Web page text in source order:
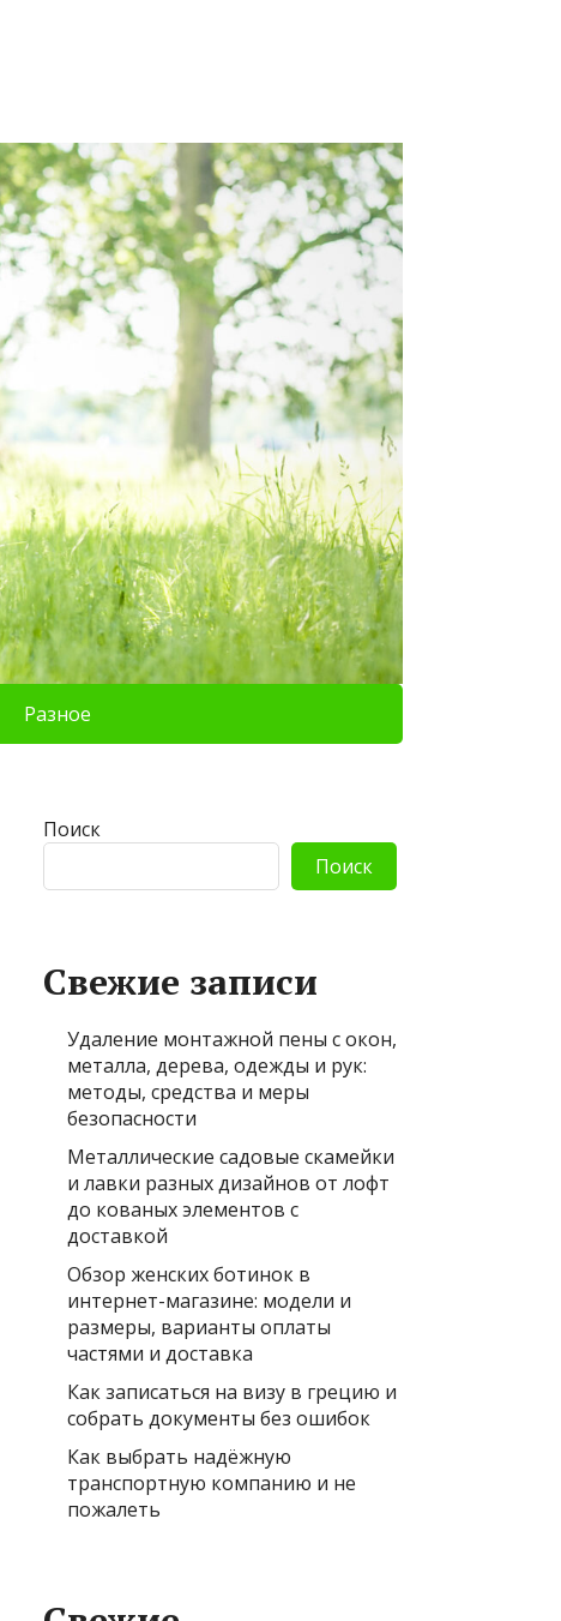
Разное
Поиск
Поиск
Свежие записи
Удаление монтажной пены с окон,
металла, дерева, одежды и рук:
методы, средства и меры
безопасности
Металлические садовые скамейки
и лавки разных дизайнов от лофт
до кованых элементов с
доставкой
Обзор женских ботинок в
интернет-магазине: модели и
размеры, варианты оплаты
частями и доставка
Как записаться на визу в грецию и
собрать документы без ошибок
Как выбрать надёжную
транспортную компанию и не
пожалеть